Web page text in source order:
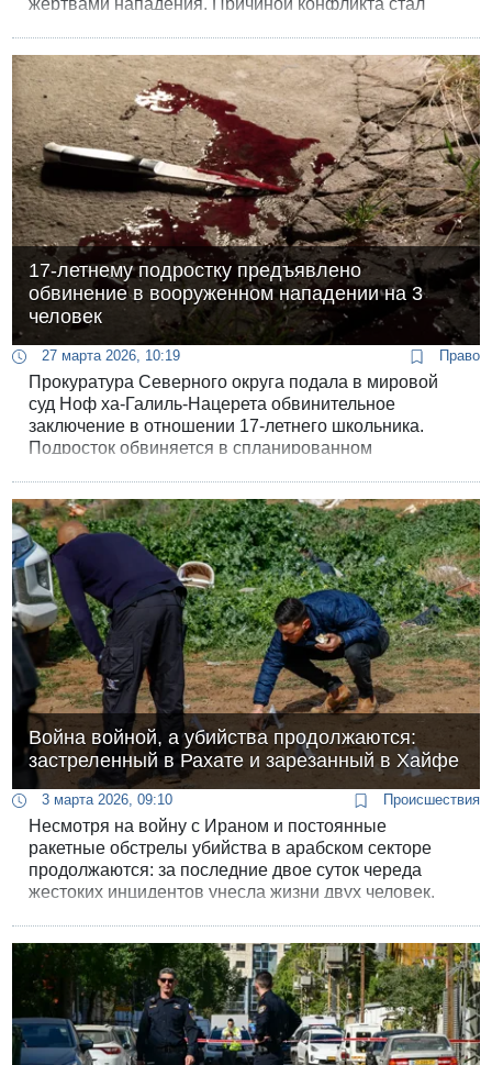
жертвами нападения. Причиной конфликта стал
17-летнему подростку предъявлено
обвинение в вооруженном нападении на 3
человек
27 марта 2026, 10:19 Право
Прокуратура Северного округа подала в мировой
суд Ноф ха-Галиль-Нацерета обвинительное
заключение в отношении 17-летнего школьника.
Подросток обвиняется в спланированном
ножевые ранения.
Война войной, а убийства продолжаются:
застреленный в Рахате и зарезанный в Хайфе
3 марта 2026, 09:10 Происшествия
Несмотря на войну с Ираном и постоянные
ракетные обстрелы убийства в арабском секторе
продолжаются: за последние двое суток череда
жестоких инцидентов унесла жизни двух человек.